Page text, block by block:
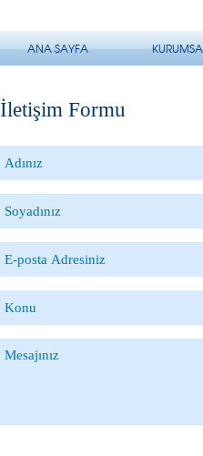
ANA SAYFA
İletişim Formu